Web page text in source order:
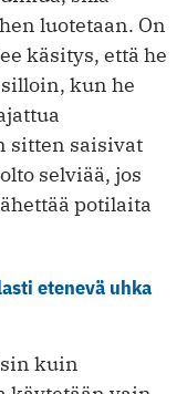
luotetaan. On
käsitys, että he
kun he
sitten saisivat
selviää, jos
potilaita
etenevä uhka
kuin